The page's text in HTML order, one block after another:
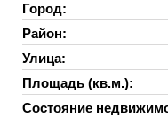
Город:
Район:
Улица:
Площадь (кв.м.):
Состояние